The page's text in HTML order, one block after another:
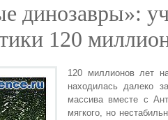
динозавры»:
120
120 миллионов лет
находилась далеко
массива вместе с
мягкого, но